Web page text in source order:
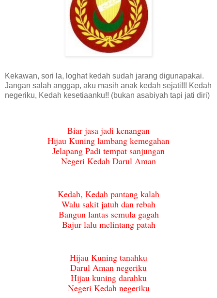
Kekawan, sori la, loghat kedah sudah jarang digunapakai.
Jangan salah anggap, aku masih anak kedah sejati!!! Kedah
negeriku, Kedah kesetiaanku!! (bukan asabiyah tapi jati diri)
Biar jasa jadi kenangan
Hijau Kuning lambang kemegahan
Jelapang Padi tempat sanjungan
Negeri Kedah Darul Aman
Kedah, Kedah pantang kalah
Walu sakit jatuh dan rebah
Bangun lantas semula gagah
Bajur lalu melintang patah
Hijau Kuning tanahku
Darul Aman negeriku
Hijau kuning darahku
Negeri Kedah negeriku